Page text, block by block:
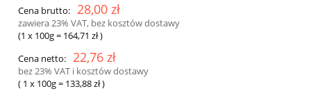
Cena brutto: 28,00 zł
zawiera 23% VAT, bez kosztów dostawy
(1 x 100g= 164,71 zł)
Cena netto: 22,76 zł
bez 23% VAT i kosztów dostawy
( 1 x 100g= 133,88 zł)